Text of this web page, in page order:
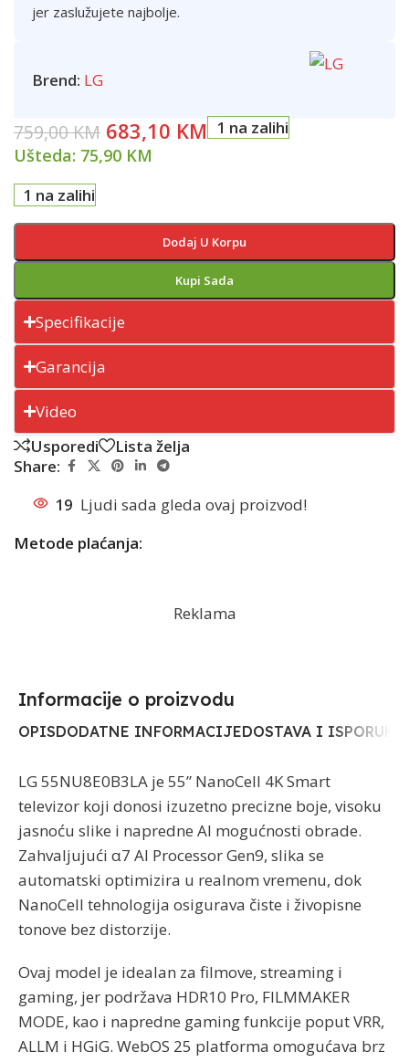
jer zaslužujete najbolje.
Brend: LG
759,00KM 683,10 KM 1 na zalihi
Ušteda: 75,90 KM
1 na zalihi
Dodaj U Korpu
Kupi Sada
Specifikacije
Garancija
Video
Usporedi
Lista želja
Share:
19 Ljudi sada gleda ovaj proizvod!
Metode plaćanja:
Reklama
Informacije o proizvodu​
OPISDODATNE INFORMACIJEDOSTAVA I ISPORUKA
LG 55NU8E0B3LA je 55” NanoCell 4K Smart
televizor koji donosi izuzetno precizne boje, visoku
jasnoću slike i napredne AI mogućnosti obrade.
Zahvaljujući α7 AI Processor Gen9, slika se
automatski optimizira u realnom vremenu, dok
NanoCell tehnologija osigurava čiste i živopisne
tonove bez distorzije.
Ovaj model je idealan za filmove, streaming i
gaming, jer podržava HDR10 Pro, FILMMAKER
MODE, kao i napredne gaming funkcije poput VRR,
ALLM i HGiG. WebOS 25 platforma omogućava brz